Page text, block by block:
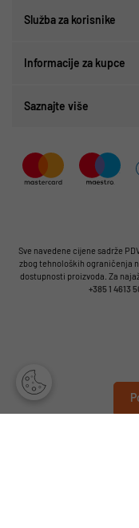
Služba za korisnike
Informacije za kupce
Saznajte više
Sve navedene cijene sadrže
zbog tehnoloških ograničenja
dostupnosti proizvoda. Za
+385 1 4613